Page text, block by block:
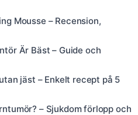
Mousse – Recension,
Är Bäst – Guide och
jäst – Enkelt recept på 5
– Sjukdom förlopp och